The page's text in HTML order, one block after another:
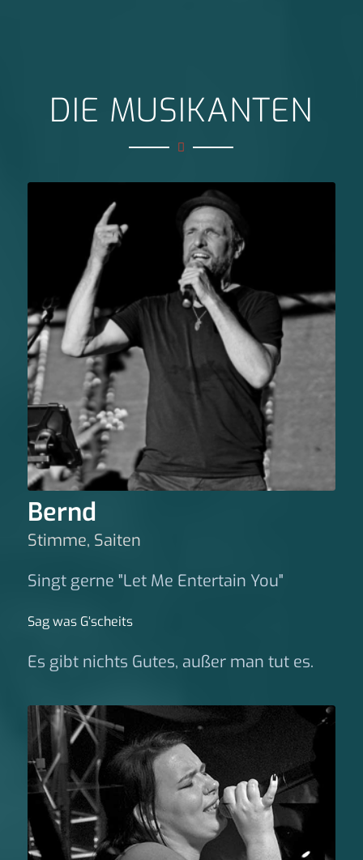
DIE MUSIKANTEN
Bernd
Stimme, Saiten
Singt gerne "Let Me Entertain You"
Sag was G‘scheits
Es gibt nichts Gutes, außer man tut es.